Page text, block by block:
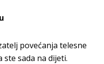
povećanja telesne
sada na dijeti.